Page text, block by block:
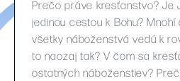
Prečo práve kresťanstvo? Je
jedinou cestou k Bohu?
všetky náboženstvá vedú k
to naozaj tak? V čom sa
ostatných náboženstiev?